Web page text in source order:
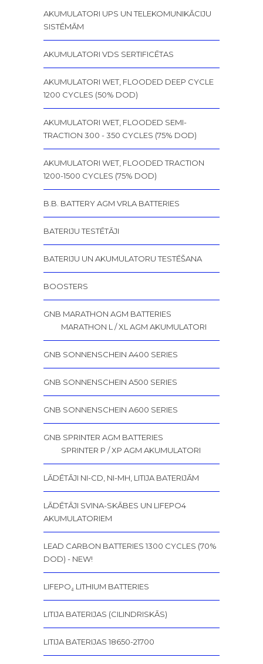
AKUMULATORI UPS UN TELEKOMUNIKĀCIJU
SISTĒMĀM
AKUMULATORI VDS SERTIFICĒTAS
AKUMULATORI WET, FLOODED DEEP CYCLE
1200 CYCLES (50% DOD)
AKUMULATORI WET, FLOODED SEMI-
TRACTION 300 - 350 CYCLES (75% DOD)
AKUMULATORI WET, FLOODED TRACTION
1200-1500 CYCLES (75% DOD)
B.B. BATTERY AGM VRLA BATTERIES
BATERIJU TESTĒTĀJI
BATERIJU UN AKUMULATORU TESTĒŠANA
BOOSTERS
GNB MARATHON AGM BATTERIES
MARATHON L / XL AGM AKUMULATORI
GNB SONNENSCHEIN A400 SERIES
GNB SONNENSCHEIN A500 SERIES
GNB SONNENSCHEIN A600 SERIES
GNB SPRINTER AGM BATTERIES
SPRINTER P / XP AGM AKUMULATORI
LĀDĒTĀJI NI-CD, NI-MH, LITIJA BATERIJĀM
LĀDĒTĀJI SVINA-SKĀBES UN LIFEPO4
AKUMULATORIEM
LEAD CARBON BATTERIES 1300 CYCLES (70%
DOD) - NEW!
LIFEPO₄ LITHIUM BATTERIES
LITIJA BATERIJAS (CILINDRISKĀS)
LITIJA BATERIJAS 18650-21700